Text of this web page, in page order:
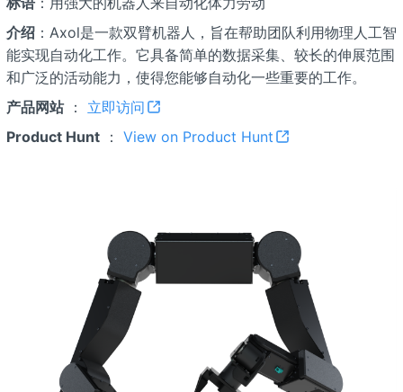
介绍：Axol是一款双臂机器人，旨在帮助团队利用物理人工智
能实现自动化工作。它具备简单的数据采集、较长的伸展范围
和广泛的活动能力，使得您能够自动化一些重要的工作。
产品网站： 立即访问
Product Hunt： View on Product Hunt